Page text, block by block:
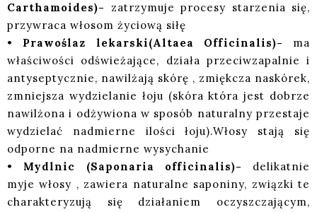
Carthamoides)-
zatrzymuje procesy starzenia się,
przywraca włosom życiową siłę
• Prawoślaz lekarski(Altaea Officinalis)- ma
właściwości odświeżające, działa przeciwzapalnie i
antyseptycznie, nawilżają skórę , zmiękcza naskórek,
zmniejsza wydzielanie łoju (skóra która jest dobrze
nawilżona i odżywiona w sposób naturalny przestaje
wydzielać nadmierne ilości łoju).Włosy stają się
odporne na nadmierne wysychanie
• Mydlnic (Saponaria officinalis)- delikatnie
myje włosy , zawiera naturalne saponiny, związki te
charakteryzują się działaniem oczyszczającym,